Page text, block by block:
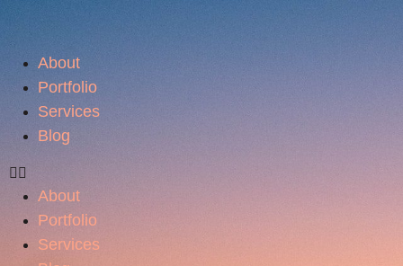
About
Portfolio
Services
Blog
About
Portfolio
Services